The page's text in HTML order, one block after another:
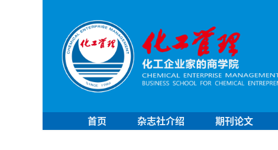
首页 杂志社介绍 期刊论文